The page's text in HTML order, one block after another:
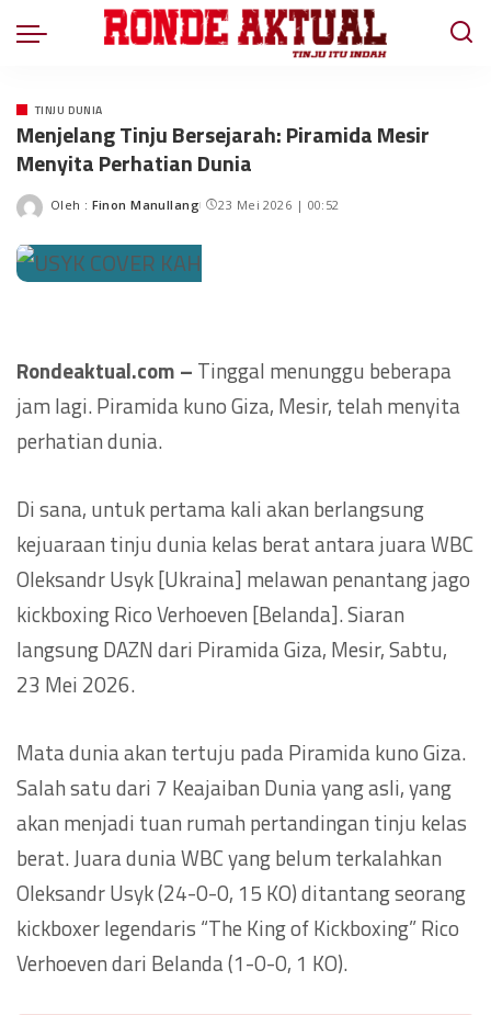
TINJU DUNIA
Menjelang Tinju Bersejarah: Piramida Mesir
Menyita Perhatian Dunia
Oleh : Finon Manullang 23 Mei 2026 | 00:52
Rondeaktual.com – Tinggal menunggu beberapa
jam lagi. Piramida kuno Giza, Mesir, telah menyita
perhatian dunia.
Di sana, untuk pertama kali akan berlangsung
kejuaraan tinju dunia kelas berat antara juara WBC
Oleksandr Usyk [Ukraina] melawan penantang jago
kickboxing Rico Verhoeven [Belanda]. Siaran
langsung DAZN dari Piramida Giza, Mesir, Sabtu,
23 Mei 2026.
Mata dunia akan tertuju pada Piramida kuno Giza.
Salah satu dari 7 Keajaiban Dunia yang asli, yang
akan menjadi tuan rumah pertandingan tinju kelas
berat. Juara dunia WBC yang belum terkalahkan
Oleksandr Usyk (24-0-0, 15 KO) ditantang seorang
kickboxer legendaris “The King of Kickboxing” Rico
Verhoeven dari Belanda (1-0-0, 1 KO).